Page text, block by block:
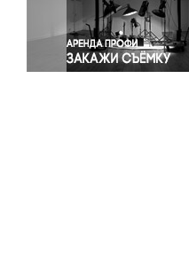
Экология
Экономика и бизнес